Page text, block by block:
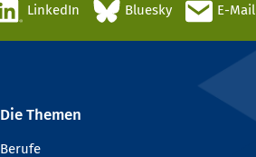
LinkedIn Bluesky E-Mail
Die Themen
Berufe